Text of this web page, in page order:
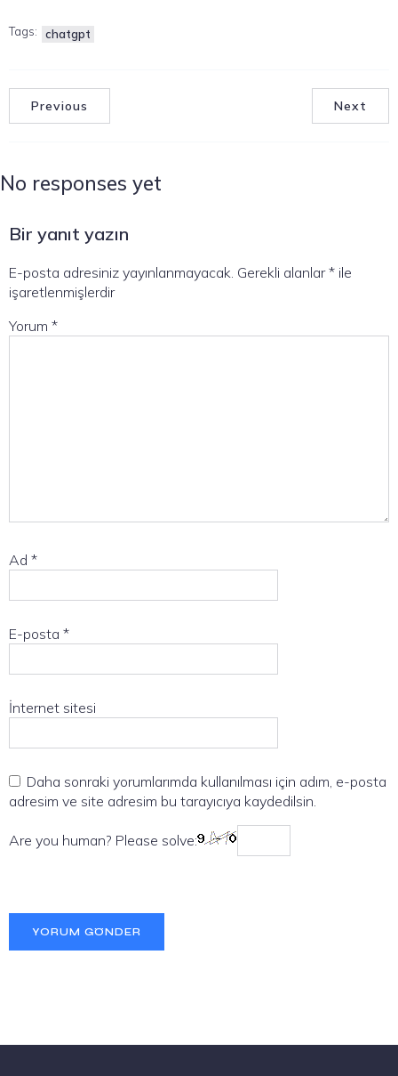
Tags: chatgpt
Previous Next
No responses yet
Bir yanıt yazın
E-posta adresiniz yayınlanmayacak. Gerekli alanlar* ile
işaretlenmişlerdir
Yorum *
Ad *
E-posta *
İnternet sitesi
Daha sonraki yorumlarımda kullanılması için adım, e-posta
adresim ve site adresim bu tarayıcıya kaydedilsin.
Are you human? Please solve: